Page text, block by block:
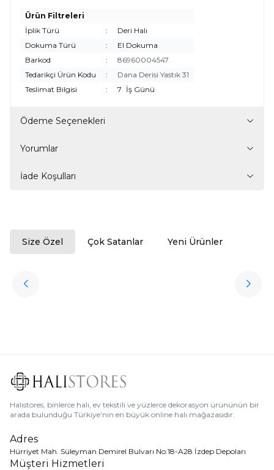
Ürün Filtreleri
İplik Türü
:
Deri Halı
Dokuma Türü
:
El Dokuma
Barkod
:
86960004547
Tedarikçi Ürün Kodu
:
Dana Derisi Yastık 31
Teslimat Bilgisi
: 7 İş Günü
Ödeme Seçenekleri
Yorumlar
İade Koşulları
Size Özel Çok Satanlar Yeni Ürünler
Favorilere Ekle
Halıstores
3.909,80
Halıstores, binlerce halı, ev tekstili ve yüzlerce dekorasyon ürününün bir
arada bulunduğu Türkiye’nin en büyük online halı mağazasıdır.
Adres
Hürriyet Mah. Süleyman Demirel Bulvarı No:18-A28 İzdep Depoları
Müşteri Hizmetleri